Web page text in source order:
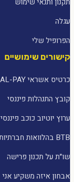
עגלה
הפרופיל שלי
קישורים שימושיים
כרטיס אשראי CLAL-PAY
קובץ התנהלות פיננסי
ערוץ יוטיוב כוכב פיננסי
BTB בהלוואות חברתיות
שו״ת על תכנון פרישה
אבחון איזה משקיע אני